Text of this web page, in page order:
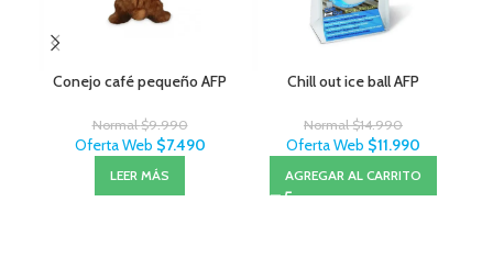
Conejo café pequeño AFP
Normal$9.990
Oferta Web $7.490
LEER MÁS
Chill out ice ball AFP
Normal$14.990
Oferta Web $11.990
AGREGAR AL CARRITO